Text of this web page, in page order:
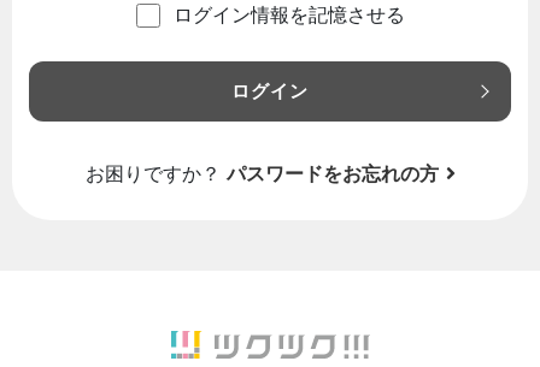
ログイン情報を記憶させる
ログイン
お困りですか？ パスワードをお忘れの方